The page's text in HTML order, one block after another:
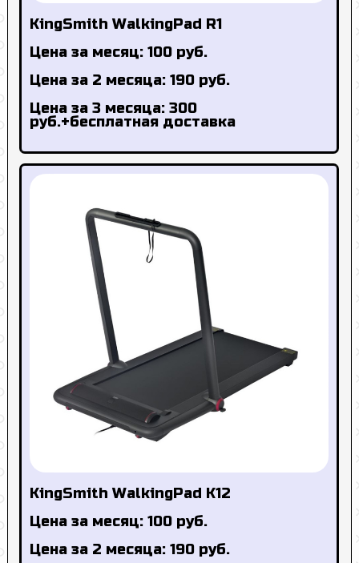
KingSmith WalkingPad R1
Цена за месяц: 100 руб.
Цена за 2 месяца: 190 руб.
Цена за 3 месяца: 300
руб.+бесплатная доставка
KingSmith WalkingPad K12
Цена за месяц: 100 руб.
Цена за 2 месяца: 190 руб.